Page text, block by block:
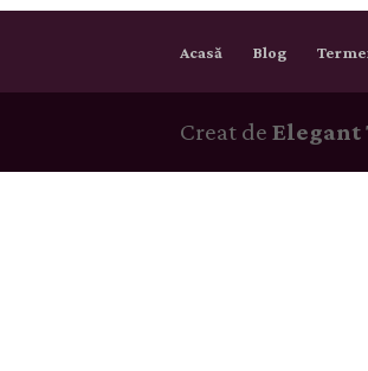
Acasă Blog
Creat de Elegant